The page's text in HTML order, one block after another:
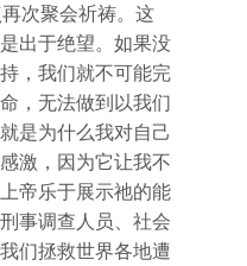
次聚会祈祷。这
出于绝望。如果没
，我们就不可能完
，无法做到以我们
是为什么我对自己
激，因为它让我不
帝乐于展示祂的能
事调查人员、社会
们拯救世界各地遭